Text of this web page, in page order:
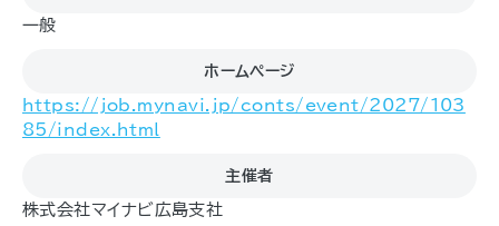
一般
ホームページ
https://job.mynavi.jp/conts/event/2027/103
85/index.html
主催者
株式会社マイナビ広島支社